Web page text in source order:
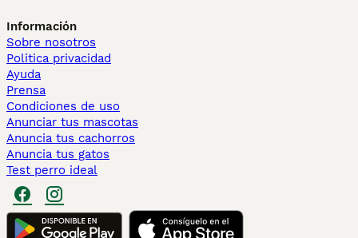
Información
Sobre nosotros
Politica privacidad
Ayuda
Prensa
Condiciones de uso
Anunciar tus mascotas
Anuncia tus cachorros
Anuncia tus gatos
Test perro ideal